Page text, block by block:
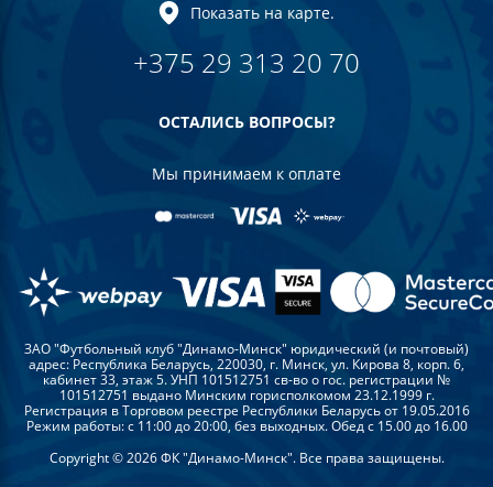
Показать на карте.
+375 29 313 20 70
ОСТАЛИСЬ ВОПРОСЫ?
Мы принимаем к оплате
ЗАО "Футбольный клуб "Динамо-Минск" юридический (и почтовый)
адрес: Республика Беларусь, 220030, г. Минск, ул. Кирова 8, корп. 6,
кабинет 33, этаж 5. УНП 101512751 св-во о гос. регистрации №
101512751 выдано Минским горисполкомом 23.12.1999 г.
Регистрация в Торговом реестре Республики Беларусь от 19.05.2016
Режим работы: с 11:00 до 20:00, без выходных. Обед с 15.00 до 16.00
Copyright © 2026 ФК "Динамо-Минск". Все права защищены.